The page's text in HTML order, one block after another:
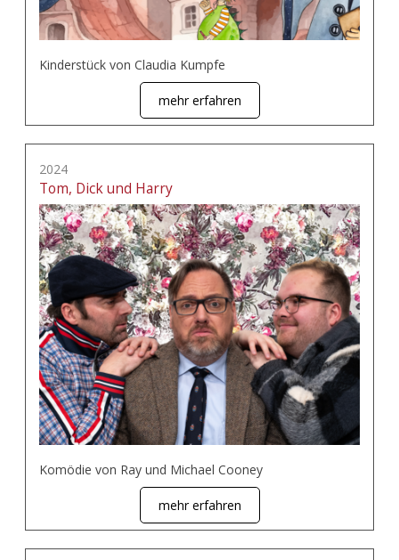
Kinderstück von Claudia Kumpfe
mehr erfahren
2024
Tom, Dick und Harry
Komödie von Ray und Michael Cooney
mehr erfahren